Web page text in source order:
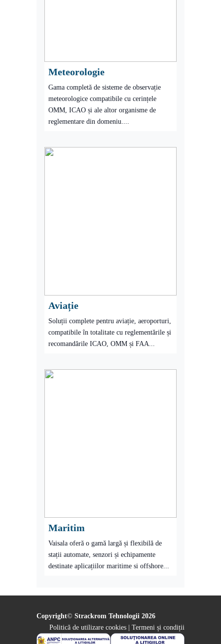
Meteorologie
Gama completă de sisteme de observație
meteorologice compatibile cu cerințele
OMM, ICAO și ale altor organisme de
reglementare din domeniu....
Aviație
Soluții complete pentru aviație, aeroporturi,
compatibile în totalitate cu reglementările și
recomandările ICAO, OMM și FAA...
Maritim
Vaisala oferă o gamă largă și flexibilă de
stații automate, senzori și echipamente
destinate aplicațiilor maritime si offshore...
Copyright© Strackrom Tehnologii 2026
Politică de utilizare cookies
Termeni și condiții